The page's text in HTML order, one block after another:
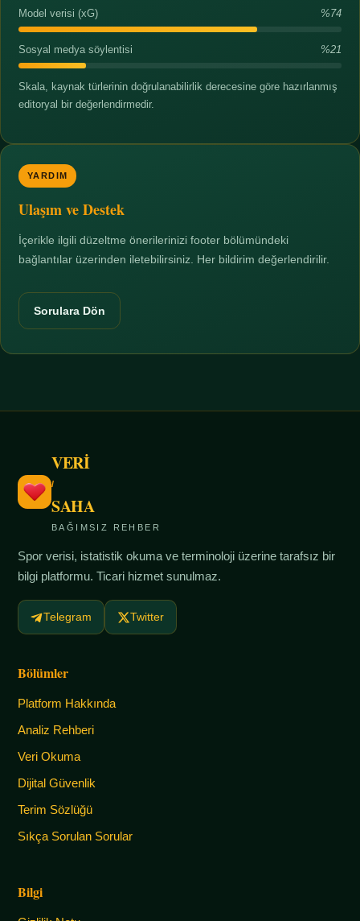
Model verisi (xG) %74
Sosyal medya söylentisi %21
Skala, kaynak türlerinin doğrulanabilirlik derecesine göre hazırlanmış
editoryal bir değerlendirmedir.
YARDIM
Ulaşım ve Destek
İçerikle ilgili düzeltme önerilerinizi footer bölümündeki
bağlantılar üzerinden iletebilirsiniz. Her bildirim değerlendirilir.
Sorulara Dön
VERİ
/
SAHA
BAĞIMSIZ REHBER
Spor verisi, istatistik okuma ve terminoloji üzerine tarafsız bir
bilgi platformu. Ticari hizmet sunulmaz.
Telegram Twitter
Bölümler
Platform Hakkında
Analiz Rehberi
Veri Okuma
Dijital Güvenlik
Terim Sözlüğü
Sıkça Sorulan Sorular
Bilgi